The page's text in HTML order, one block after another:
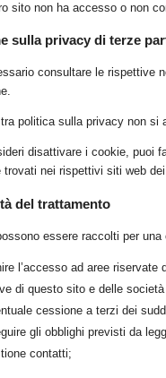
sito non ha accesso o non
sulla privacy di terze
consultare le rispettive
politica sulla privacy non si
disattivare i cookie, puoi
trovati nei rispettivi siti web
del trattamento
essere raccolti per
l’accesso ad aree
di questo sito e delle
cessione a terzi dei
gli obblighi previsti da
contatti;